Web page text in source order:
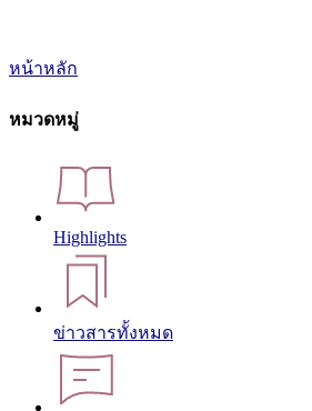
หน้าหลัก
หมวดหมู่
Highlights
ข่าวสารทั้งหมด